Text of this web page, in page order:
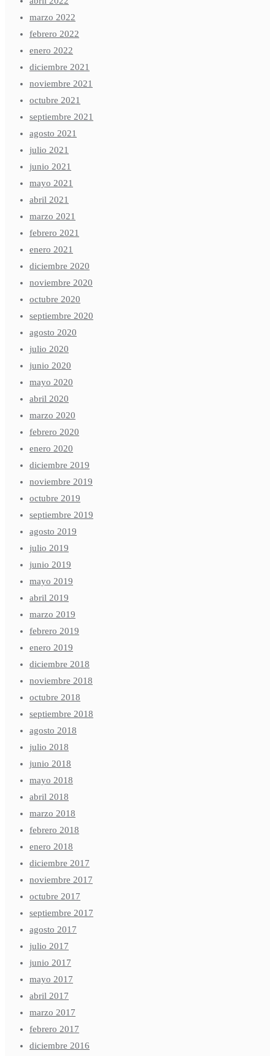
marzo 2022
febrero 2022
enero 2022
diciembre 2021
noviembre 2021
octubre 2021
septiembre 2021
agosto 2021
julio 2021
junio 2021
mayo 2021
abril 2021
marzo 2021
febrero 2021
enero 2021
diciembre 2020
noviembre 2020
octubre 2020
septiembre 2020
agosto 2020
julio 2020
junio 2020
mayo 2020
abril 2020
marzo 2020
febrero 2020
enero 2020
diciembre 2019
noviembre 2019
octubre 2019
septiembre 2019
agosto 2019
julio 2019
junio 2019
mayo 2019
abril 2019
marzo 2019
febrero 2019
enero 2019
diciembre 2018
noviembre 2018
octubre 2018
septiembre 2018
agosto 2018
julio 2018
junio 2018
mayo 2018
abril 2018
marzo 2018
febrero 2018
enero 2018
diciembre 2017
noviembre 2017
octubre 2017
septiembre 2017
agosto 2017
julio 2017
junio 2017
mayo 2017
abril 2017
marzo 2017
febrero 2017
diciembre 2016